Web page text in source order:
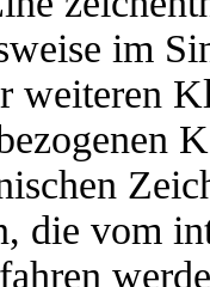
im
weiteren
die vom